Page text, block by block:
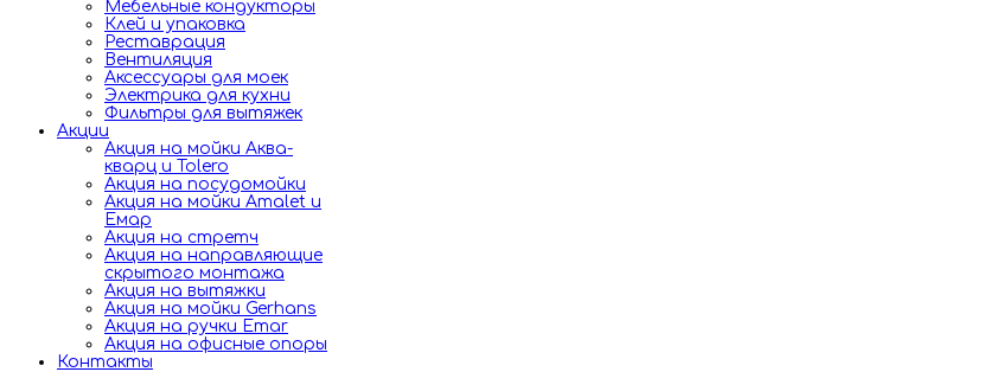
Мебельные кондукторы
Клей и упаковка
Реставрация
Вентиляция
Аксессуары для моек
Электрика для кухни
Фильтры для вытяжек
Акции
Акция на мойки Аква-
кварц и Tolero
Акция на посудомойки
Акция на мойки Amalet и
Емар
Акция на стретч
Акция на направляющие
скрытого монтажа
Акция на вытяжки
Акция на мойки Gerhans
Акция на ручки Emar
Акция на офисные опоры
Контакты